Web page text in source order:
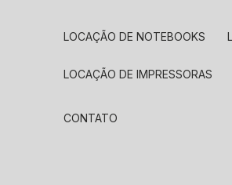
LOCAÇÃO DE NOTEBOOKS
LOCAÇÃO DE IMPRESSORAS
CONTATO